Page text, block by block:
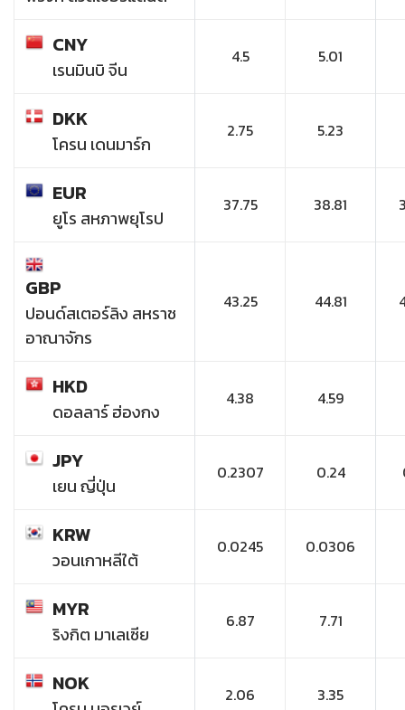
CNY
เรนมินบิ จีน
4.5 5.01
DKK
โครน เดนมาร์ก
2.75 5.23
EUR
ยูโร สหภาพยุโรป
37.75 38.81
GBP
ปอนด์สเตอร์ลิง สหราช
อาณาจักร
43.25 44.81
HKD
ดอลลาร์ ฮ่องกง
4.38 4.59
JPY
เยน ญี่ปุ่น
0.2307 0.24
KRW
วอนเกาหลีใต้
0.0245 0.0306
MYR
ริงกิต มาเลเซีย
6.87 7.71
NOK 2.06 3.35